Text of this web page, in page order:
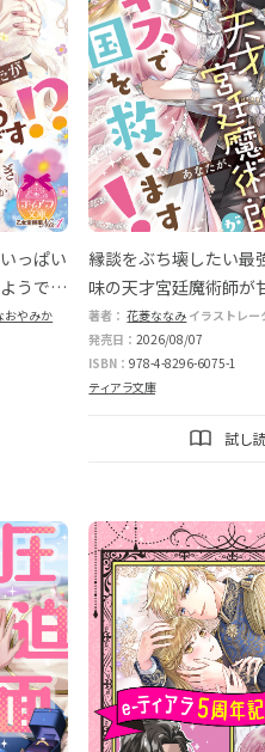
っぱい
うで
おやみか
縁談をぶち壊したい最
味の天才宮廷魔術師が
救います！
著者：花菱ななみ イラストレ
発売日：2026/08/07
ISBN：978-4-8296-6075-1
ティアラ文庫
試し